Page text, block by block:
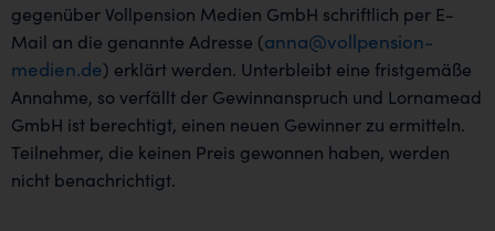
gegenüber Vollpension Medien GmbH schriftlich per E-
Mail an die genannte Adresse (anna@vollpension-
medien.de) erklärt werden. Unterbleibt eine fristgemäße
Annahme, so verfällt der Gewinnanspruch und Lornamead
GmbH ist berechtigt, einen neuen Gewinner zu ermitteln.
Teilnehmer, die keinen Preis gewonnen haben, werden
nicht benachrichtigt.